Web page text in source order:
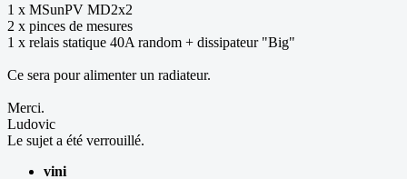
1 x MSunPV MD2x2
2 x pinces de mesures
1 x relais statique 40A random + dissipateur "Big"
Ce sera pour alimenter un radiateur.
Merci.
Ludovic
Le sujet a été verrouillé.
vini